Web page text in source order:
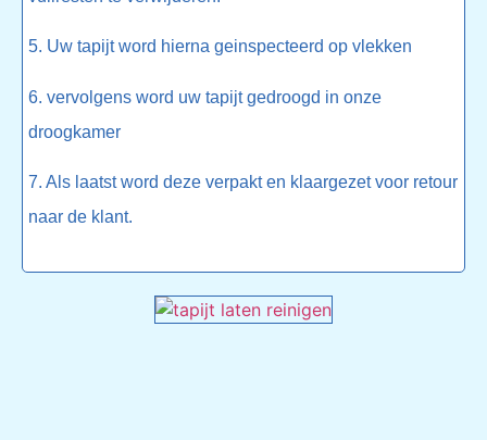
5. Uw tapijt word hierna geinspecteerd op vlekken
6. vervolgens word uw tapijt gedroogd in onze
droogkamer
7. Als laatst word deze verpakt en klaargezet voor retour
naar de klant.